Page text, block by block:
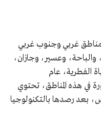
مناطق غربي وجنوب غربي
والباحة، وعسير، وجازان،
الفطرية، عام
2024م، وجود أكثر من 500 بؤرة في هذه المناطق، تحتوي
مستأنس، بعد رصدها بالتكنولوجيا